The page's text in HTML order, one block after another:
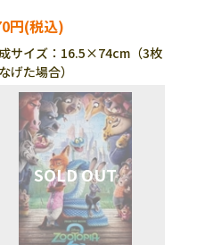
円
サイズ：16.5×74cm（3枚
げた場合）